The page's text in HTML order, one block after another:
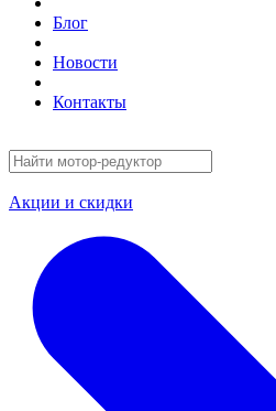
Блог
Новости
Контакты
Акции и скидки